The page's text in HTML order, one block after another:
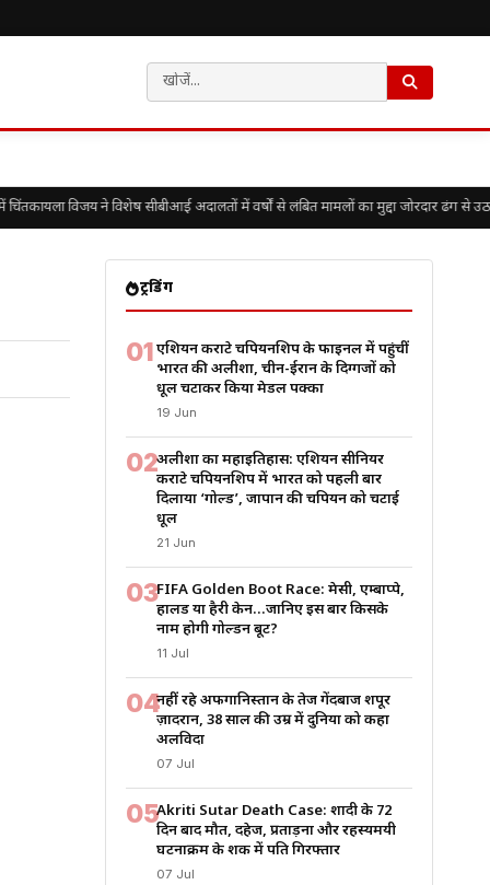
विजय ने विशेष सीबीआई अदालतों में वर्षों से लंबित मामलों का मुद्दा जोरदार ढंग से उठाया
ट्रेंडिंग
01एशियन कराटे चैंपियनशिप के फाइनल में पहुंचीं
भारत की अलीशा, चीन-ईरान के दिग्गजों को
धूल चटाकर किया मेडल पक्का
19 Jun
02अलीशा का महाइतिहास: एशियन सीनियर
कराटे चैंपियनशिप में भारत को पहली बार
दिलाया ‘गोल्ड’, जापान की चैंपियन को चटाई
धूल
21 Jun
03FIFA Golden Boot Race: मेसी, एम्बाप्पे,
हालैंड या हैरी केन…जानिए इस बार किसके
नाम होगी गोल्डन बूट?
11 Jul
04नहीं रहे अफगानिस्तान के तेज गेंदबाज शपूर
ज़ादरान, 38 साल की उम्र में दुनिया को कहा
अलविदा
07 Jul
05Akriti Sutar Death Case: शादी के 72
दिन बाद मौत, दहेज, प्रताड़ना और रहस्यमयी
घटनाक्रम के शक में पति गिरफ्तार
07 Jul